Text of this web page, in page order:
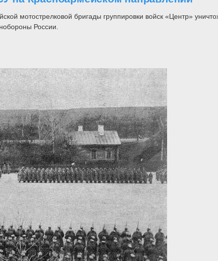
мотострелковой бригады группировки войск «Центр»
России.